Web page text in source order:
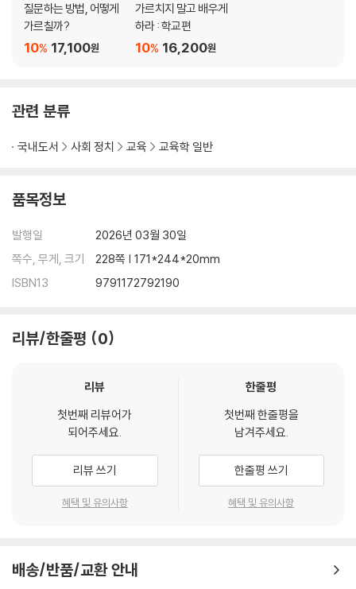
태를 차분히 설명했다. 아이의 분노가 하루아침에 생긴 것이 아니라는 점,
그 분노가 어떤 경험과 관계 속에서 누적됐는지에 대해 그동안 이루어졌던
상담 결과에 기반하여 차분히 이야기했다. 생활부에서는 학교 질서와 안전
가 각자의 자리에서 최선을 다해 왔다는 사실만은 분명했다. 그럼에도 그
날 회의는 쉽게 끝나지 않았다. 누구도 이렇게 하면 된다고 해결책을 내놓
지 못했다. 오히려 모두가 같은 질문 앞에 서 있었다. 이 아이의 문제를 누
간은, 모두가 책임을 다하지 않았을 때가 아니라 책임을 혼자 떠안기 시작
할 때라는 것을. 교사 한 사람에게, 특정 부서에게, 혹은 아이 자신에게 이
문제를 맡기는 순간 학교는 이미 한발 물러서고 있다는 것을······. 그 아이
때문이다. 그러나 분명한 것은 그 사건이 나에게, 그리고 우리 학교에 방향
그날 이후 나는 학교를 바라보는 시선을 바꾸었다. 문제가 터진 뒤에 대응
하는 학교가 아니라, 작은 신호가 나타날 때 이미 함께 움직이는 학교. 교장
라는 확신을 가질 수 있는 학교를 만들고 싶었다. 그리고 이 변화는 학교만
의 노력으로는 불가능하다는 사실도 분명해졌다. 학생맞춤통합지원은 착
한 마음의 산물이 아니다. 더 이상 같은 좌절을 반복하지 않기 위해 선택한
다시 연결하는 일이다. 새로운 일을 더하는 것이 아니라, 흩어져 있던 책임
을 다시 모으는 일이다. 그러나 이 지점에서 교육청과 관리자의 역할을 다
질문하는 방법, 어떻게
가르칠까?
17,100원
10%
가르치지 말고 배우게
하라 : 학교편
16,200원
10%
관련 분류
국내도서 사회 정치 교육 교육학 일반
품목정보
발행일
2026년 03월 30일
쪽수, 무게, 크기
228쪽 | 171*244*20mm
ISBN13
9791172792190
리뷰/한줄평 0
리뷰
첫번째 리뷰어가
되어주세요.
리뷰 쓰기
혜택 및 유의사항
한줄평
첫번째 한줄평을
남겨주세요.
한줄평 쓰기
혜택 및 유의사항
배송/반품/교환 안내